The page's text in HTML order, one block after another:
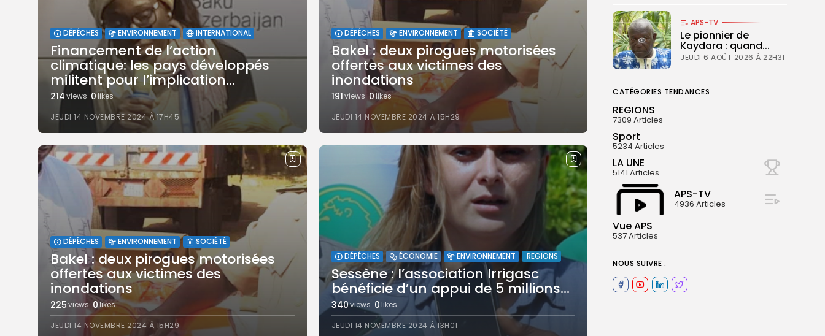
DÉPÊCHES ENVIRONNEMENT INTERNATIONAL
Financement de l’action
climatique: les pays développés
militent pour l’implication...
214views 0likes
JEUDI 14 NOVEMBRE 2024 À 17H45
DÉPÊCHES ENVIRONNEMENT SOCIÉTÉ
Bakel : deux pirogues motorisées
offertes aux victimes des
inondations
191views 0likes
JEUDI 14 NOVEMBRE 2024 À 15H29
DÉPÊCHES ENVIRONNEMENT SOCIÉTÉ
Bakel : deux pirogues motorisées
offertes aux victimes des
inondations
225views 0likes
JEUDI 14 NOVEMBRE 2024 À 15H29
DÉPÊCHES ÉCONOMIE ENVIRONNEMENT REGIONS
Sessène : l’association Irrigasc
bénéficie d’un appui de 5 millions...
340views 0 likes
JEUDI 14 NOVEMBRE 2024 À 13H01
APS-TV
Le pionnier de
Kaydara : quand...
JEUDI 6 AOÛT 2026 À 22H31
CATÉGORIES TENDANCES
REGIONS
7309 Articles
Sport
5234 Articles
LA UNE
5141 Articles
APS-TV
4936 Articles
Vue APS
537 Articles
NOUS SUIVRE :